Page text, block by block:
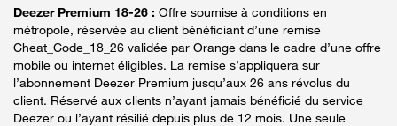
Deezer Premium 18-26 : Offre soumise à conditions en
métropole, réservée au client bénéficiant d’une remise
Cheat_Code_18_26 validée par Orange dans le cadre d’une offre
mobile ou internet éligibles. La remise s’appliquera sur
l’abonnement Deezer Premium jusqu’aux 26 ans révolus du
client. Réservé aux clients n’ayant jamais bénéficié du service
Deezer ou l’ayant résilié depuis plus de 12 mois. Une seule